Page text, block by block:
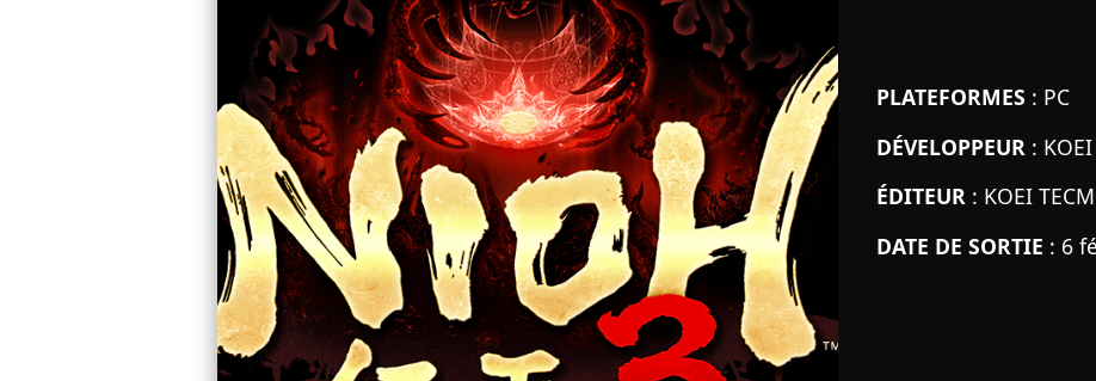
PLATEFORMES : PC
DÉVELOPPEUR :
ÉDITEUR : KOEI
DATE DE SORTIE : 6